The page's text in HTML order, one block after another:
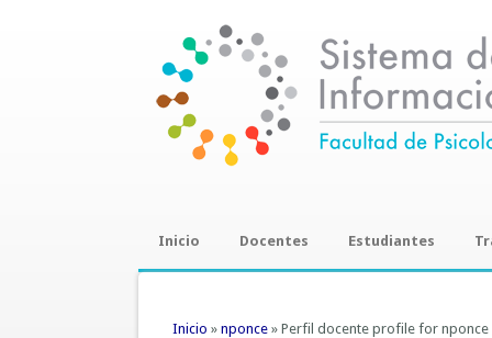
Inicio Docentes Estudiantes
Se encuentra usted aquí
Inicio » nponce» Perfil docente profile for nponce